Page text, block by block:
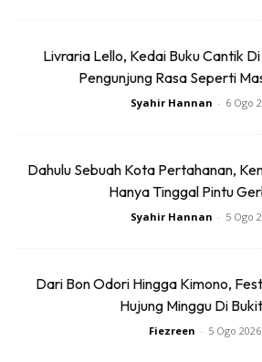
Livraria Lello, Kedai Buku Cantik
Pengunjung Rasa Seperti
Syahir Hannan - 6 Ogo
Dahulu Sebuah Kota Pertahanan,
Hanya Tinggal Pintu
Syahir Hannan - 5 Ogo
Dari Bon Odori Hingga Kimono,
Hujung Minggu Di
Fiezreen - 5 Ogo 2026